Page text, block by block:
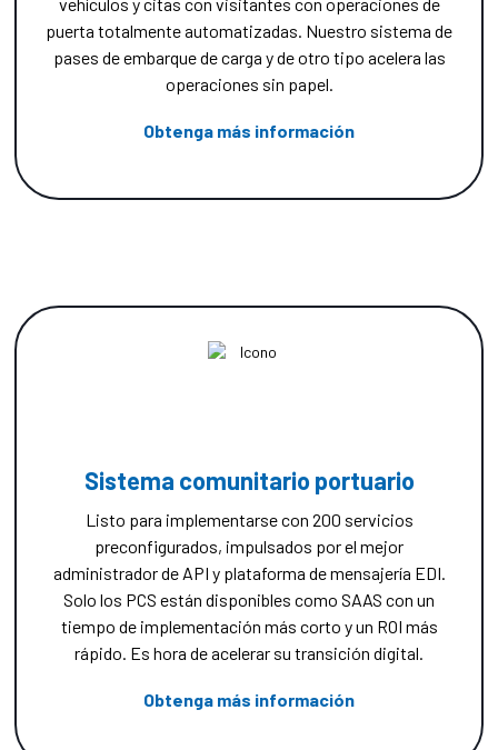
puerta totalmente automatizadas. Nuestro sistema de
pases de embarque de carga y de otro tipo acelera las
operaciones sin papel.
Obtenga más información
Sistema comunitario portuario
Listo para implementarse con 200 servicios
preconfigurados, impulsados por el mejor
administrador de API y plataforma de mensajería EDI.
Solo los PCS están disponibles como SAAS con un
tiempo de implementación más corto y un ROI más
rápido. Es hora de acelerar su transición digital.
Obtenga más información